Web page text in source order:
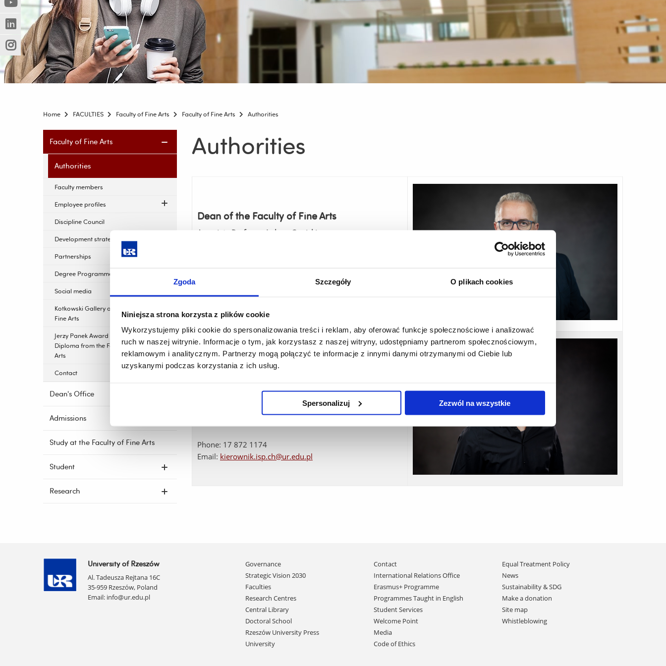
Zgoda Szczegóły O plikach cookies
Niniejsza strona korzysta z plików cookie
Wykorzystujemy pliki cookie do spersonalizowania treści i reklam, aby oferować funkcje społecznościowe i analizować
ruch w naszej witrynie. Informacje o tym, jak korzystasz z naszej witryny, udostępniamy partnerom społecznościowym,
reklamowym i analitycznym. Partnerzy mogą połączyć te informacje z innymi danymi otrzymanymi od Ciebie lub
uzyskanymi podczas korzystania z ich usług.
Spersonalizuj Zezwól na wszystkie
innej
strony)
(Nowe
okno)
(Link
do
innej
strony)
(Nowe
okno)
(Link
do
innej
strony)
(Nowe
okno)
(Link
do
innej
strony)
Home FACULTIES Faculty of Fine Arts Faculty of Fine Arts Authorities
Skip
navigation
Faculty of Fine Arts
Authorities
Faculty members
Employee profiles
Discipline Council
Development strategy
Partnerships
Degree Programmes
Social media
Kotkowski Gallery of the Faculty of
Fine Arts
Jerzy Panek Award for the Best
Diploma from the Faculty of Fine
Arts
Contact
Dean's Office
Admissions
Study at the Faculty of Fine Arts
Student
Research
Authorities
Dean of the Faculty of Fine Arts
Associate Professor Łukasz Cywicki
Vice-Dean for Student Affairs and Teaching
Phone: 17 872 1174
Email: kierownik.isp.ch@ur.edu.pl
University of Rzeszów
Al. Tadeusza Rejtana 16C
35-959 Rzeszów, Poland
Email: info@ur.edu.pl
Skip
navigation
Governance
Strategic Vision 2030
Faculties
Research Centres
Central Library
Doctoral School
Rzeszów University Press
University
Contact
International Relations Office
Erasmus+ Programme
Programmes Taught in English
Student Services
Welcome Point
Media
Code of Ethics
Equal Treatment Policy
News
Sustainability & SDG
Make a donation
Site map
Whistleblowing